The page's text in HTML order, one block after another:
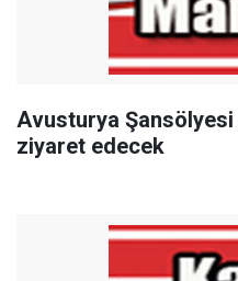
Avusturya
ziyaret edecek